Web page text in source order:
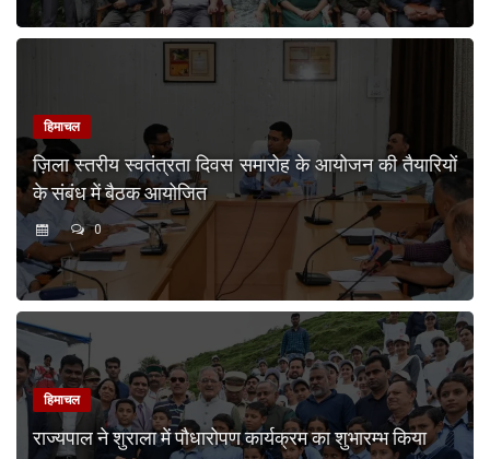
हिमाचल
ज़िला स्तरीय स्वतंत्रता दिवस समारोह के आयोजन की तैयारियों
के संबंध में बैठक आयोजित
0
हिमाचल
राज्यपाल ने शुराला में पौधारोपण कार्यक्रम का शुभारम्भ किया